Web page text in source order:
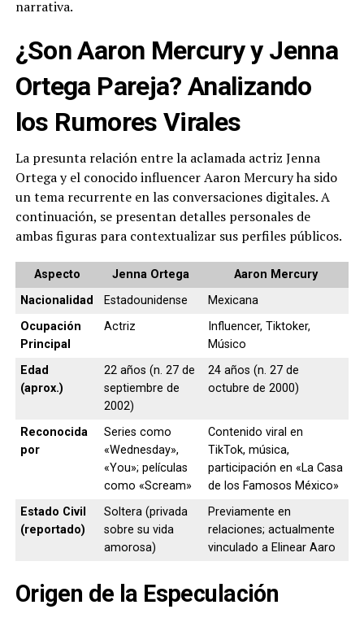
narrativa.
¿Son Aaron Mercury y Jenna
Ortega Pareja? Analizando
los Rumores Virales
La presunta relación entre la aclamada actriz Jenna
Ortega y el conocido influencer Aaron Mercury ha sido
un tema recurrente en las conversaciones digitales. A
continuación, se presentan detalles personales de
ambas figuras para contextualizar sus perfiles públicos.
Aspecto Jenna Ortega
Aaron Mercury
Nacionalidad
Estadounidense
Mexicana
Ocupación
Principal
Actriz
Influencer, Tiktoker,
Músico
Edad
(aprox.)
22 años (n. 27 de
septiembre de
2002)
24 años (n. 27 de
octubre de 2000)
Reconocida
por
Series como
«Wednesday»,
«You»; películas
como «Scream»
Contenido viral en
TikTok, música,
participación en «La Casa
de los Famosos México»
Estado Civil
(reportado)
Soltera (privada
sobre su vida
amorosa)
Previamente en
relaciones; actualmente
vinculado a Elinear Aaro
Origen de la Especulación